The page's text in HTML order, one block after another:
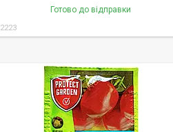
Готово до відправки
2223